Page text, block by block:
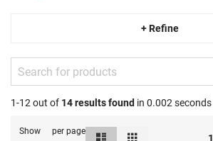
+ Refine
1-12 out of 14results found in 0.002 seconds
Show per page
1
View